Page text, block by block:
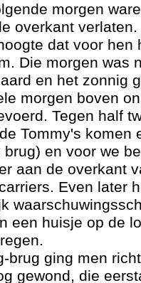
morgen
overkant
dat voor hen
Die morgen was
en het zonnig
morgen boven
Tegen half
Tommy's komen
en voor we
aan de overkant
Even later
een huisje op de
brug ging men
gewond, die